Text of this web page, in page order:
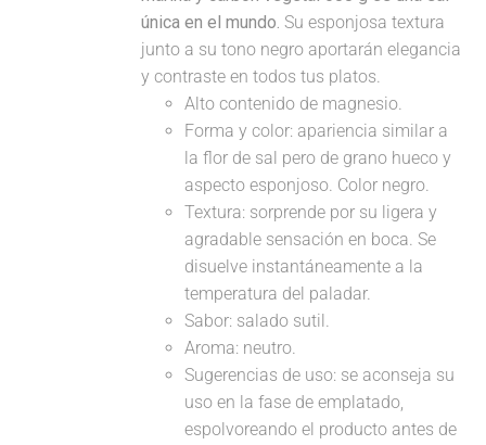
única en el mundo. Su esponjosa textura
junto a su tono negro aportarán elegancia
y contraste en todos tus platos.
Alto contenido de magnesio.
Forma y color: apariencia similar a
la flor de sal pero de grano hueco y
aspecto esponjoso. Color negro.
Textura: sorprende por su ligera y
agradable sensación en boca. Se
disuelve instantáneamente a la
temperatura del paladar.
Sabor: salado sutil.
Aroma: neutro.
Sugerencias de uso: se aconseja su
uso en la fase de emplatado,
espolvoreando el producto antes de